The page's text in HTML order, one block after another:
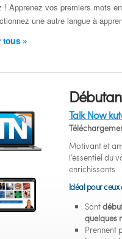
! Apprenez vos premiers mots
une autre langue à
tous »
Talk Now
Motivant et
l’essentiel du
enrichissants.
Idéal pour ceux
Sont
quelques
Prennent